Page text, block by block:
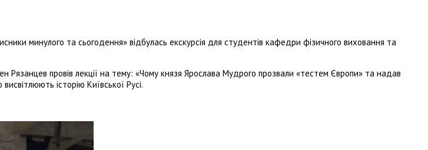
минулого та сьогодення» відбулась екскурсія для студентів кафедри фізичного виховання та
Рязанцев провів лекції на тему: «Чому князя Ярослава Мудрого прозвали «тестем Європи» та надав
історію Київської Русі.